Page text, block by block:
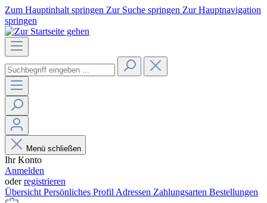
Zum Hauptinhalt springen Zur Suche springen Zur Hauptnavigation
springen
Menü schließen
Ihr Konto
Anmelden
oderregistrieren
Übersicht Persönliches Profil Adressen Zahlungsarten Bestellungen